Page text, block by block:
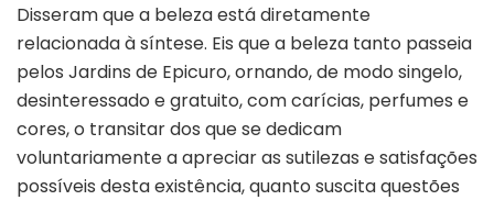
Disseram que a beleza está diretamente
relacionada à síntese. Eis que a beleza tanto passeia
pelos Jardins de Epicuro, ornando, de modo singelo,
desinteressado e gratuito, com carícias, perfumes e
cores, o transitar dos que se dedicam
voluntariamente a apreciar as sutilezas e satisfações
possíveis desta existência, quanto suscita questões